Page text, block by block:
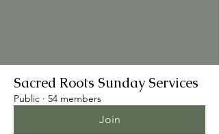
Sacred Roots Sunday Services
Public · 54 members
Join